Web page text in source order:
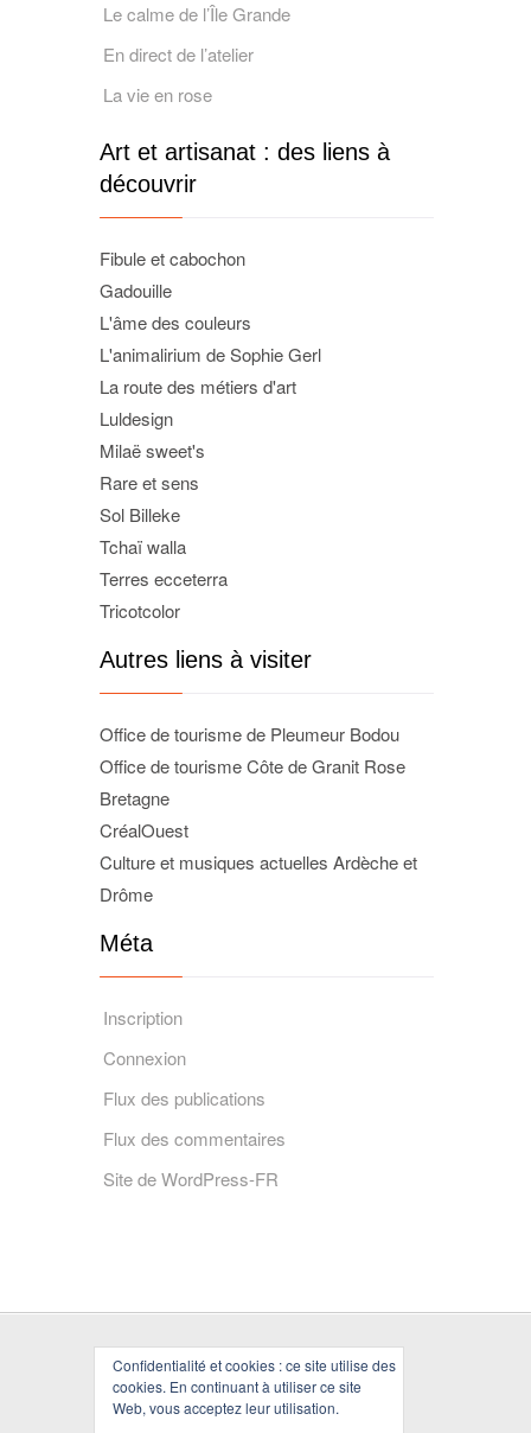
Le calme de l’Île Grande
En direct de l’atelier
La vie en rose
Art et artisanat : des liens à
découvrir
Fibule et cabochon
Gadouille
L'âme des couleurs
L'animalirium de Sophie Gerl
La route des métiers d'art
Luldesign
Milaë sweet's
Rare et sens
Sol Billeke
Tchaï walla
Terres ecceterra
Tricotcolor
Autres liens à visiter
Office de tourisme de Pleumeur Bodou
Office de tourisme Côte de Granit Rose
Bretagne
CréalOuest
Culture et musiques actuelles Ardèche et
Drôme
Méta
Inscription
Connexion
Flux des publications
Flux des commentaires
Site de WordPress-FR
Confidentialité et cookies : ce site utilise des
cookies. En continuant à utiliser ce site
Web, vous acceptez leur utilisation.